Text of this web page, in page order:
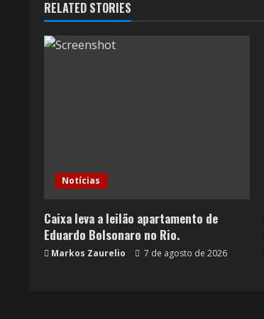
RELATED STORIES
Notícias
Caixa leva a leilão apartamento de
Eduardo Bolsonaro no Rio.
Markos Zaurelio 7 de agosto de 2026